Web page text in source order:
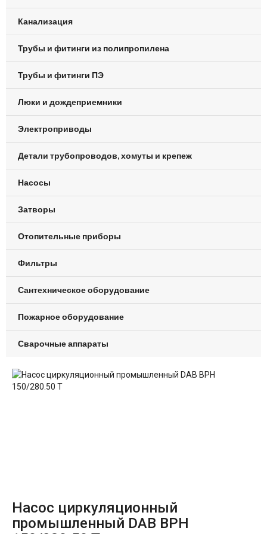
Канализация
Трубы и фитинги из полипропилена
Трубы и фитинги ПЭ
Люки и дождеприемники
Электроприводы
Детали трубопроводов, хомуты и крепеж
Насосы
Затворы
Отопительные приборы
Фильтры
Сантехническое оборудование
Пожарное оборудование
Сварочные аппараты
Насос циркуляционный
промышленный DAB BPH